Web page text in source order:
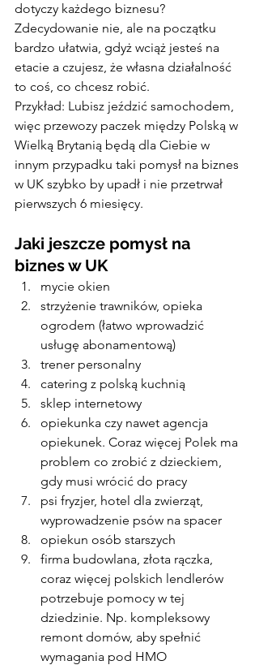
dotyczy każdego biznesu?
Zdecydowanie nie, ale na początku
bardzo ułatwia, gdyż wciąż jesteś na
etacie a czujesz, że własna działalność
to coś, co chcesz robić.
Przykład: Lubisz jeździć samochodem,
więc przewozy paczek między Polską w
Wielką Brytanią będą dla Ciebie w
innym przypadku taki pomysł na biznes
w UK szybko by upadł i nie przetrwał
pierwszych 6 miesięcy.
Jaki jeszcze pomysł na
biznes w UK
mycie okien
strzyżenie trawników, opieka
ogrodem (łatwo wprowadzić
usługę abonamentową)
trener personalny
catering z polską kuchnią
sklep internetowy
opiekunka czy nawet agencja
opiekunek. Coraz więcej Polek ma
problem co zrobić z dzieckiem,
gdy musi wrócić do pracy
psi fryzjer, hotel dla zwierząt,
wyprowadzenie psów na spacer
opiekun osób starszych
firma budowlana, złota rączka,
coraz więcej polskich lendlerów
potrzebuje pomocy w tej
dziedzinie. Np. kompleksowy
remont domów, aby spełnić
wymagania pod HMO